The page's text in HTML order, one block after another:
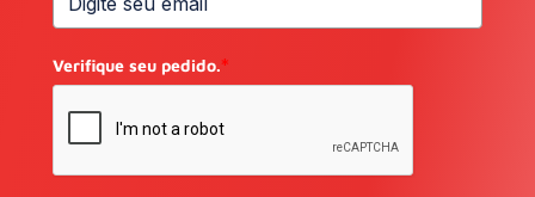
Verifique seu pedido.*